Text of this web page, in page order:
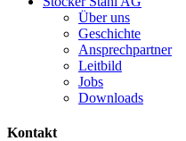
Über uns
Geschichte
Ansprechpartner
Leitbild
Jobs
Downloads
Kontakt